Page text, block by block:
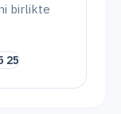
birlikte
25